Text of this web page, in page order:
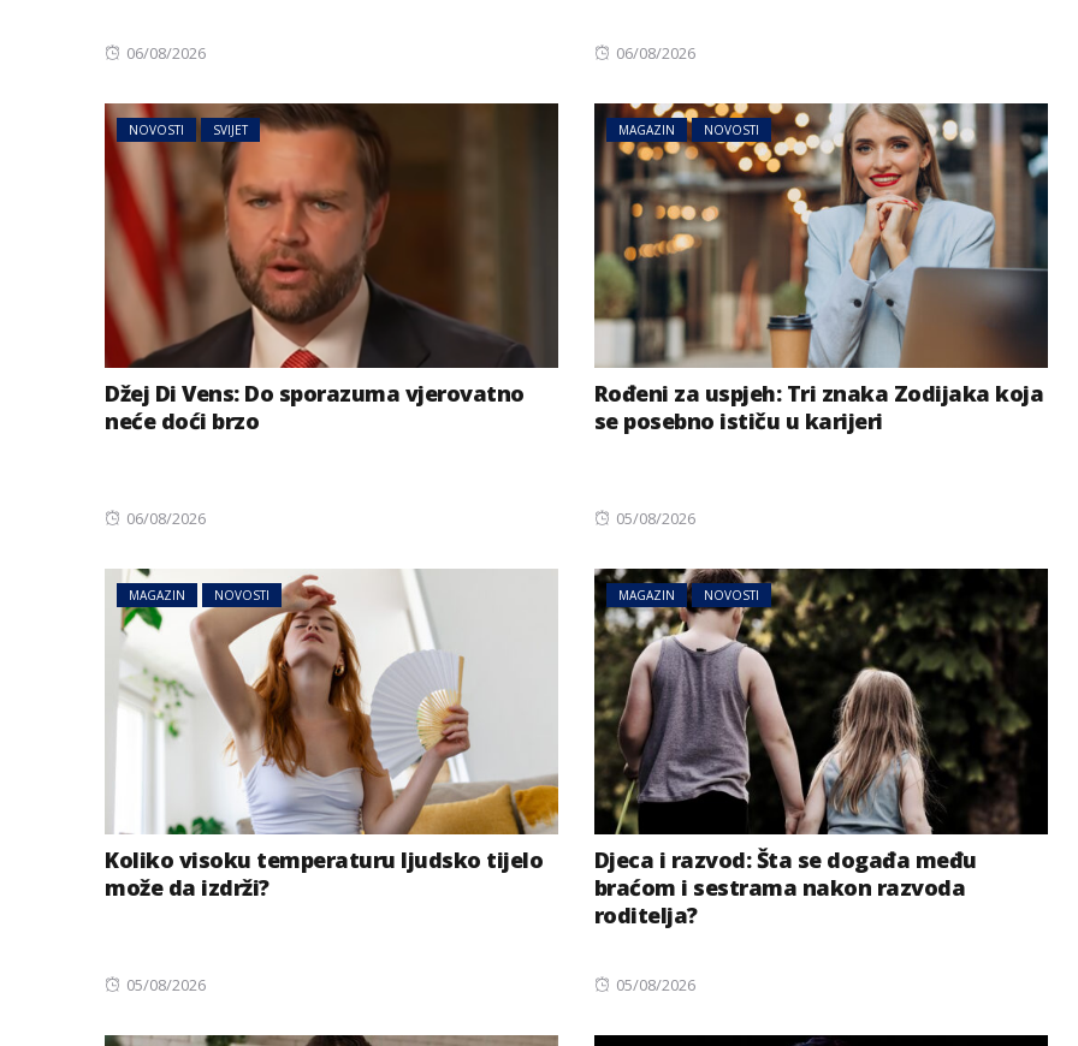
Posted
06/08/2026
Posted
06/08/2026
NOVOSTI SVIJET
Džej Di Vens: Do sporazuma vjerovatno
neće doći brzo
Posted
06/08/2026
MAGAZIN NOVOSTI
Rođeni za uspjeh: Tri znaka Zodijaka koja
se posebno ističu u karijeri
Posted
05/08/2026
MAGAZIN NOVOSTI
Koliko visoku temperaturu ljudsko tijelo
može da izdrži?
Posted
05/08/2026
MAGAZIN NOVOSTI
Djeca i razvod: Šta se događa među
braćom i sestrama nakon razvoda
roditelja?
Posted
05/08/2026